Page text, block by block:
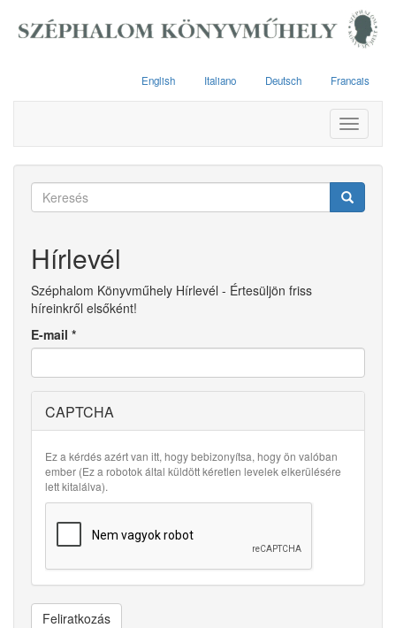
English Italiano Deutsch Francais
Toggle
Keresés
Hírlevél
Széphalom Könyvműhely Hírlevél - Értesüljön friss
híreinkről elsőként!
E-mail *
CAPTCHA
Ez a kérdés azért van itt, hogy bebizonyítsa, hogy ön valóban
ember (Ez a robotok által küldött kéretlen levelek elkerülésére
lett kitalálva).
Feliratkozás